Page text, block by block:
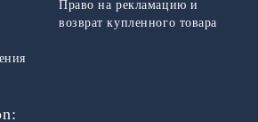
Право на рекламацию и
возврат купленного товара